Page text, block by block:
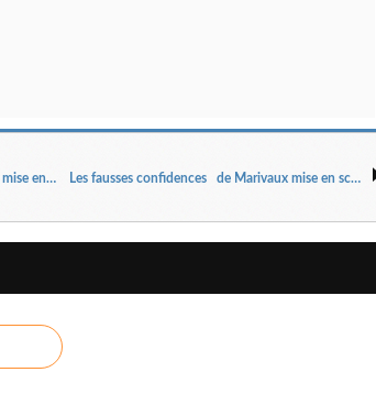
Dans ta peau conte musical fantastique. Texte et mise en scène Julie Ménard Les fausses confidences de Marivaux mise en scène Alain Françon